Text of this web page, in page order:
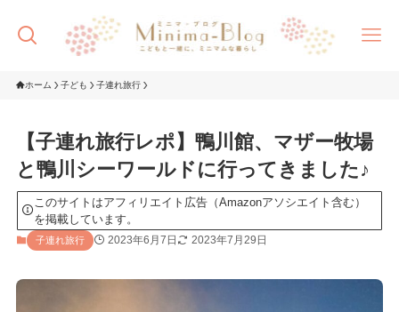
ホーム 子ども 子連れ旅行
【子連れ旅行レポ】鴨川館、マザー牧場
と鴨川シーワールドに行ってきました♪
このサイトはアフィリエイト広告（Amazonアソシエイト含む）
を掲載しています。
子連れ旅行 2023年6月7日 2023年7月29日